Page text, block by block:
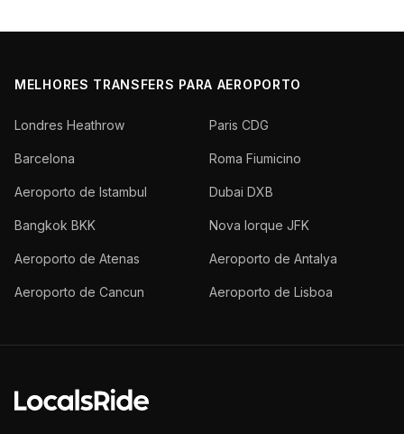
MELHORES TRANSFERS PARA AEROPORTO
Londres Heathrow Paris CDG
Barcelona Roma Fiumicino
Aeroporto de Istambul Dubai DXB
Bangkok BKK Nova Iorque JFK
Aeroporto de Atenas Aeroporto de Antalya
Aeroporto de Cancun Aeroporto de Lisboa